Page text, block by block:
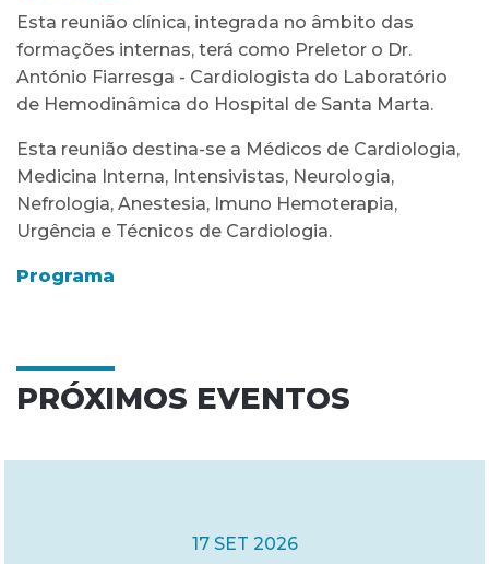
Esta reunião clínica, integrada no âmbito das
formações internas, terá como Preletor o Dr.
António Fiarresga - Cardiologista do Laboratório
de Hemodinâmica do Hospital de Santa Marta.
Esta reunião destina-se a Médicos de Cardiologia,
Medicina Interna, Intensivistas, Neurologia,
Nefrologia, Anestesia, Imuno Hemoterapia,
Urgência e Técnicos de Cardiologia.
Programa
PRÓXIMOS EVENTOS
17 SET 2026